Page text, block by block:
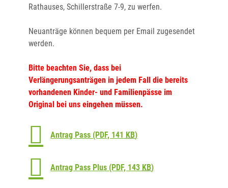
Rathauses, Schillerstraße 7-9, zu werfen.
Neuanträge können bequem per Email zugesendet
werden.
Bitte beachten Sie, dass bei
Verlängerungsanträgen in jedem Fall die bereits
vorhandenen Kinder- und Familienpässe im
Original bei uns eingehen müssen.
Antrag Pass (PDF, 141 KB)
Antrag Pass Plus (PDF, 143 KB)